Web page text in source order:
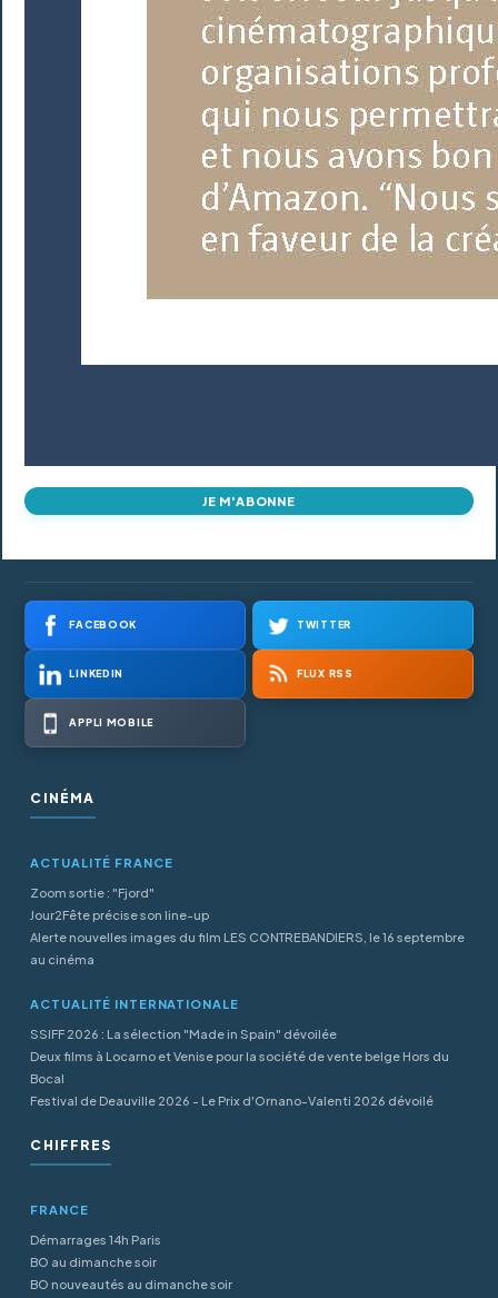
JE M'ABONNE
FACEBOOK TWITTER
LINKEDIN FLUX RSS
APPLI MOBILE
CINÉMA
ACTUALITÉ FRANCE
Zoom sortie : "Fjord"
Jour2Fête précise son line-up
Alerte nouvelles images du film LES CONTREBANDIERS, le 16 septembre
au cinéma
ACTUALITÉ INTERNATIONALE
SSIFF 2026 : La sélection "Made in Spain" dévoilée
Deux films à Locarno et Venise pour la société de vente belge Hors du
Bocal
Festival de Deauville 2026 - Le Prix d'Ornano-Valenti 2026 dévoilé
CHIFFRES
FRANCE
Démarrages 14h Paris
BO au dimanche soir
BO nouveautés au dimanche soir